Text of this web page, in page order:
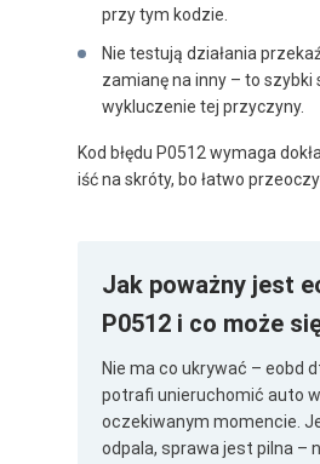
przy tym kodzie.
Nie testują działania
zamianę na inny – to szybki
wykluczenie tej przyczyny.
Kod błędu P0512 wymaga
iść na skróty, bo łatwo
Jak poważny jest
P0512 i co może
Nie ma co ukrywać – eobd
potrafi unieruchomić auto
oczekiwanym momencie.
odpala, sprawa jest pilna –